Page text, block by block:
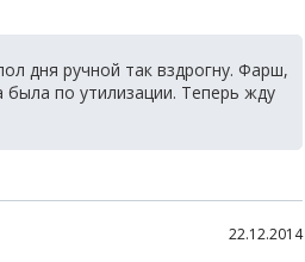
дня ручной так вздрогну. Фарш,
по утилизации. Теперь жду
22.12.2014